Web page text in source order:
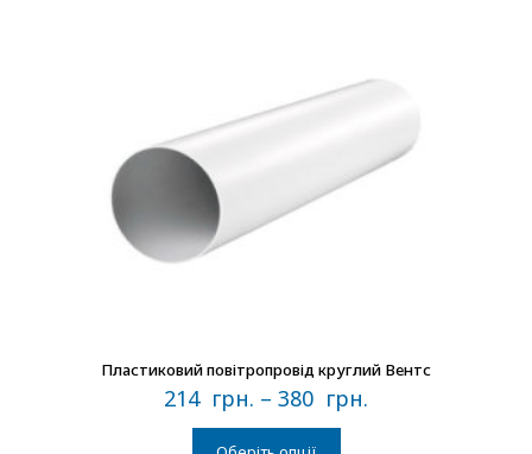
Пластиковий повітропровід круглий Вентс
214 грн. – 380 грн.